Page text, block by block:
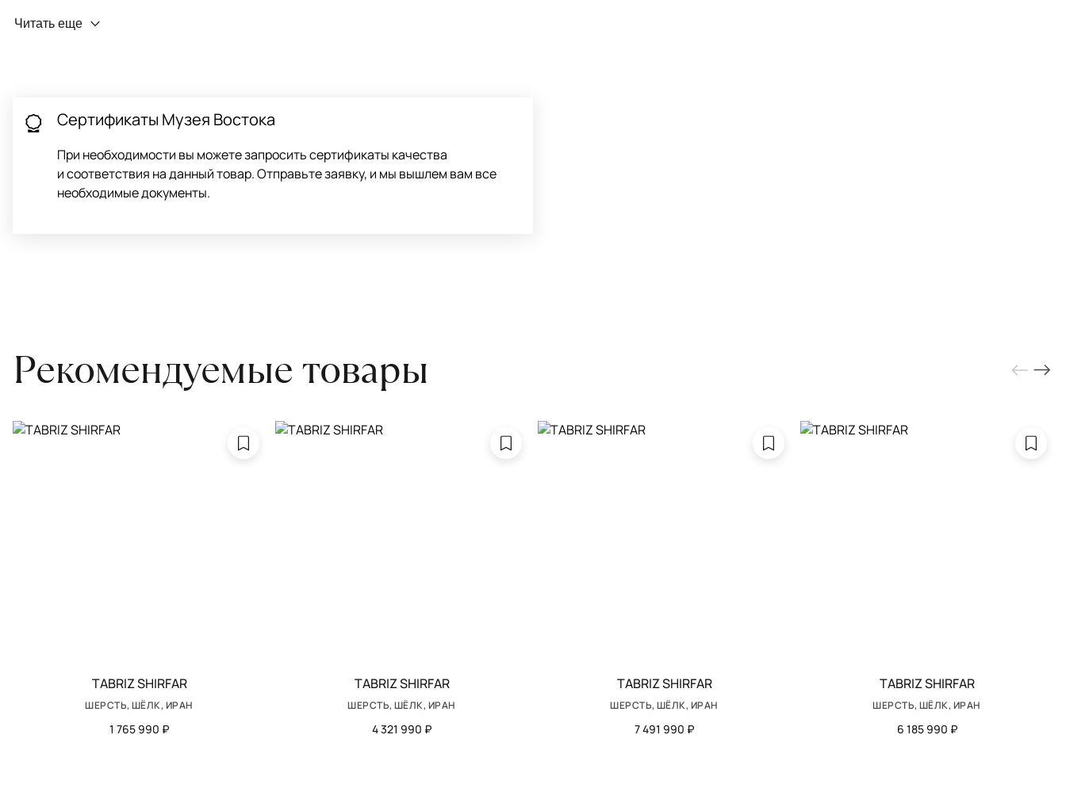
Профилактика износа
привозите его в салон.
Читать еще
Сертификаты Музея Востока
При необходимости вы можете запросить сертификаты качества
и соответствия на данный товар. Отправьте заявку, и мы вышлем вам все
необходимые документы.
Рекомендуемые товары
TABRIZ SHIRFAR
ШЕРСТЬ, ШЁЛК, ИРАН
1 765 990 ₽
TABRIZ SHIRFAR
ШЕРСТЬ, ШЁЛК, ИРАН
4 321 990 ₽
TABRIZ SHIRFAR
ШЕРСТЬ, ШЁЛК, ИРАН
7 491 990 ₽
TABRIZ SHIRFAR
ШЕРСТЬ, ШЁЛК, ИРАН
6 185 990 ₽